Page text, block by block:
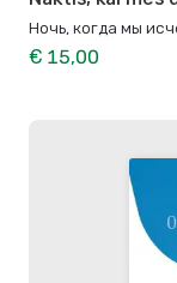
Ночь, когда мы
€ 15,00